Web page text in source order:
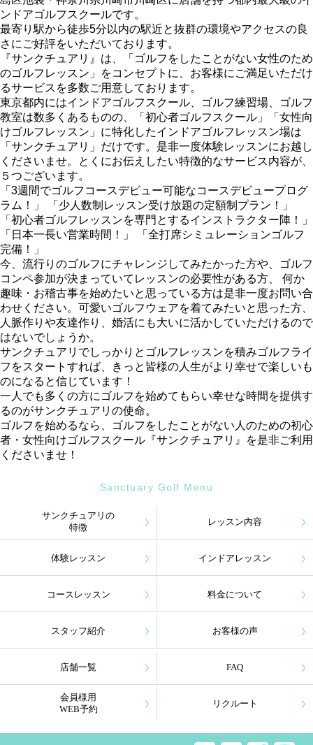
ンドアゴルフスクールです。
最寄り駅から徒歩5分以内の駅近と抜群の環境やアクセスの良
さにご好評をいただいております。
『サンクチュアリ』は、「ゴルフをしたことがない女性のため
のゴルフレッスン」をコンセプトに、お客様にご満足いただけ
るサービスを多数ご用意しております。
東京都内にはインドアゴルフスクール、ゴルフ練習場、ゴルフ
教室は数多くあるものの、「初心者ゴルフスクール」「女性向
けゴルフレッスン」に特化したインドアゴルフレッスン場は
「サンクチュアリ」だけです。是非一度体験レッスンにお越し
くださいませ。とくにお伝えしたい特徴的なサービス内容が、
５つございます。
「3週間でゴルフコースデビュー可能なコースデビュープログ
ラム！」 「少人数制レッスン受け放題の定額制プラン！」
「初心者ゴルフレッスンを専門とするインストラクター陣！」
「日本一長い営業時間！」 「全打席シミュレーションゴルフ
完備！」
今、流行りのゴルフにチャレンジしてみたかった方や、ゴルフ
コンペ参加が決まっていてレッスンの必要性がある方、 何か
趣味・お稽古事を始めたいと思っている方は是非一度お問い合
わせください。可愛いゴルフウェアを着てみたいと思った方、
人脈作りや友達作り、婚活にも大いに活かしていただけるので
はないでしょうか。
サンクチュアリでしっかりとゴルフレッスンを積みゴルフライ
フをスタートすれば、きっと皆様の人生がより幸せで楽しいも
のになると信じています！
一人でも多くの方にゴルフを始めてもらい幸せな時間を提供す
るのがサンクチュアリの使命。
ゴルフを始めるなら、ゴルフをしたことがない人のための初心
者・女性向けゴルフスクール『サンクチュアリ』を是非ご利用
くださいませ！
Sanctuary Golf Menu
サンクチュアリの
特徴
レッスン内容
体験レッスン インドアレッスン
コースレッスン 料金について
スタッフ紹介 お客様の声
店舗一覧 FAQ
会員様用
WEB予約
リクルート